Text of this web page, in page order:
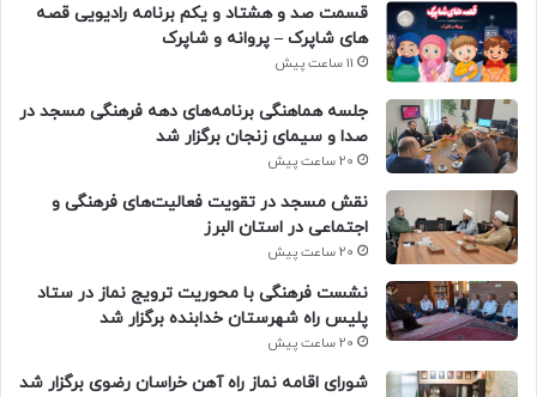
قسمت صد و هشتاد و یکم برنامه رادیویی قصه
های شاپرک – پروانه و شاپرک
11 ساعت پیش
جلسه هماهنگی برنامه‌های دهه فرهنگی مسجد در
صدا و سیمای زنجان برگزار شد
20 ساعت پیش
نقش مسجد در تقویت فعالیت‌های فرهنگی و
اجتماعی در استان البرز
20 ساعت پیش
نشست فرهنگی با محوریت ترویج نماز در ستاد
پلیس راه شهرستان خدابنده برگزار شد
20 ساعت پیش
شورای اقامه نماز راه آهن خراسان رضوی برگزار شد